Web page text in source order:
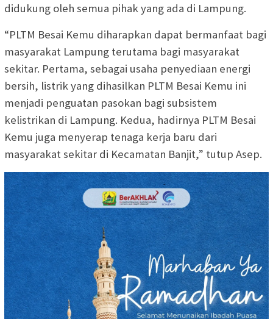
didukung oleh semua pihak yang ada di Lampung.
“PLTM Besai Kemu diharapkan dapat bermanfaat bagi
masyarakat Lampung terutama bagi masyarakat
sekitar. Pertama, sebagai usaha penyediaan energi
bersih, listrik yang dihasilkan PLTM Besai Kemu ini
menjadi penguatan pasokan bagi subsistem
kelistrikan di Lampung. Kedua, hadirnya PLTM Besai
Kemu juga menyerap tenaga kerja baru dari
masyarakat sekitar di Kecamatan Banjit,” tutup Asep.